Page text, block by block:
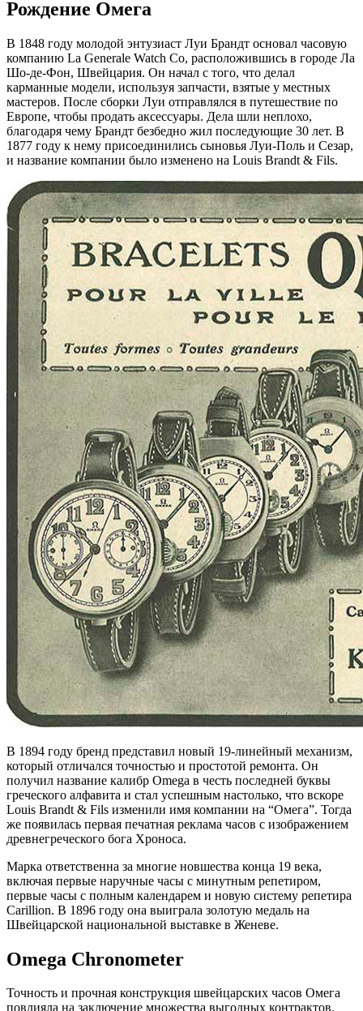
Рождение Омега
В 1848 году молодой энтузиаст Луи Брандт основал часовую
компанию La Generale Watch Co, расположившись в городе Ла
Шо-де-Фон, Швейцария. Он начал с того, что делал
карманные модели, используя запчасти, взятые у местных
мастеров. После сборки Луи отправлялся в путешествие по
Европе, чтобы продать аксессуары. Дела шли неплохо,
благодаря чему Брандт безбедно жил последующие 30 лет. В
1877 году к нему присоединились сыновья Луи-Поль и Сезар,
и название компании было изменено на Louis Brandt & Fils.
В 1894 году бренд представил новый 19-линейный механизм,
который отличался точностью и простотой ремонта. Он
получил название калибр Omega в честь последней буквы
греческого алфавита и стал успешным настолько, что вскоре
Louis Brandt & Fils изменили имя компании на “Омега”. Тогда
же появилась первая печатная реклама часов с изображением
древнегреческого бога Хроноса.
Марка ответственна за многие новшества конца 19 века,
включая первые наручные часы с минутным репетиром,
первые часы с полным календарем и новую систему репетира
Carillion. В 1896 году она выиграла золотую медаль на
Швейцарской национальной выставке в Женеве.
Omega Chronometer
Точность и прочная конструкция швейцарских часов Омега
повлияла на заключение множества выгодных контрактов.